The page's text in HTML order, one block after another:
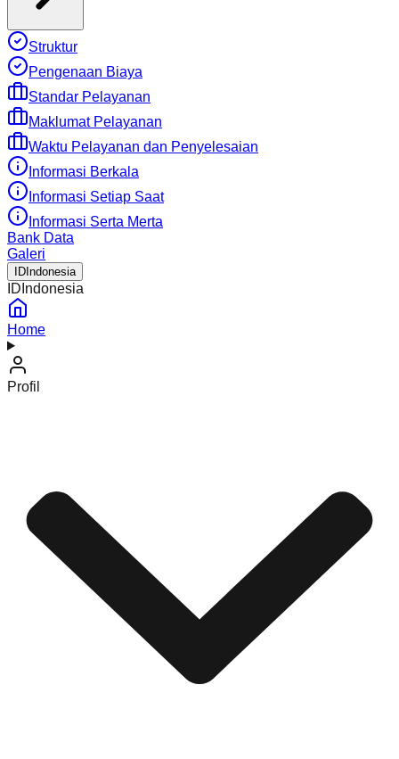
Struktur
Pengenaan Biaya
Standar Pelayanan
Maklumat Pelayanan
Waktu Pelayanan dan Penyelesaian
Informasi Berkala
Informasi Setiap Saat
Informasi Serta Merta
Bank Data
Galeri
ID Indonesia
ID Indonesia
Home
Profil